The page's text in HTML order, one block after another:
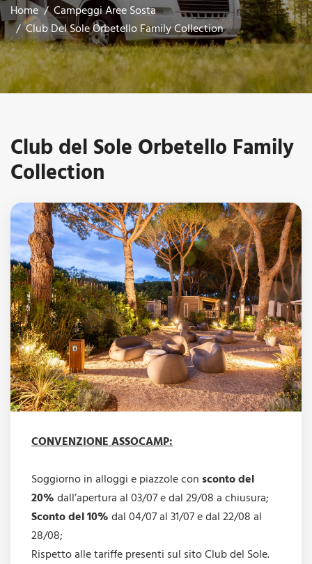
Home
Campeggi Aree Sosta
Club Del Sole Orbetello Family Collection
Club del Sole Orbetello Family
Collection
CONVENZIONE ASSOCAMP:
Soggiorno in alloggi e piazzole consconto del
20%dall’apertura al 03/07 e dal 29/08 a chiusura;
Sconto del 10%dal 04/07 al 31/07 e dal 22/08 al
28/08;
Rispetto alle tariffe presenti sul sito Club del Sole.